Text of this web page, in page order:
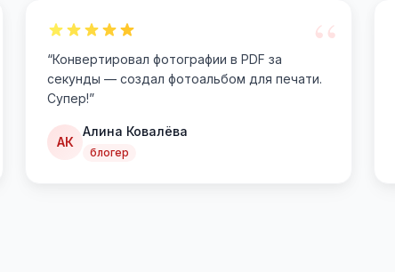
“
“Конвертировал фотографии в PDF за
секунды — создал фотоальбом для печати.
Супер!”
АК
Алина Ковалёва
блогер